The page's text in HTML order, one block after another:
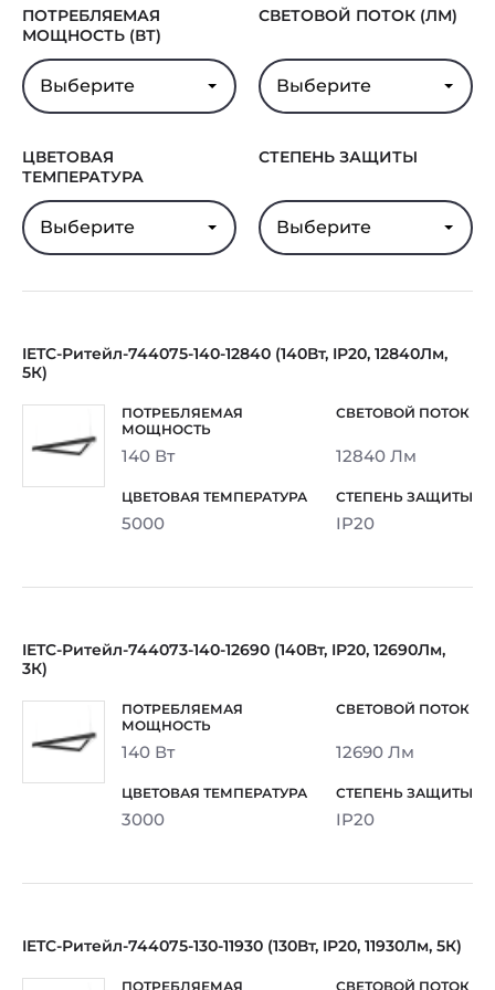
ПОТРЕБЛЯЕМАЯ
МОЩНОСТЬ (ВТ)
Выберите
СВЕТОВОЙ ПОТОК (ЛМ)
Выберите
ЦВЕТОВАЯ
ТЕМПЕРАТУРА
Выберите
СТЕПЕНЬ ЗАЩИТЫ
Выберите
IETC-Ритейл-744075-140-12840 (140Вт, IP20, 12840Лм,
5К)
140 Вт 12840 Лм
5000 IP20
IETC-Ритейл-744073-140-12690 (140Вт, IP20, 12690Лм,
3К)
140 Вт 12690 Лм
3000 IP20
IETC-Ритейл-744075-130-11930 (130Вт, IP20, 11930Лм, 5К)